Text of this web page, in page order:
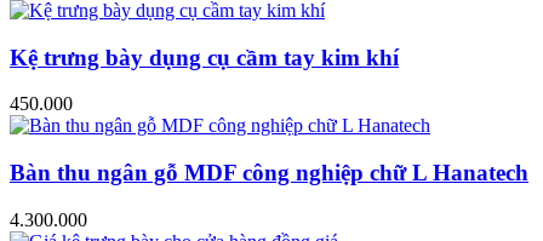
Kệ trưng bày dụng cụ cầm tay kim khí
450.000
Bàn thu ngân gỗ MDF công nghiệp chữ L Hanatech
4.300.000